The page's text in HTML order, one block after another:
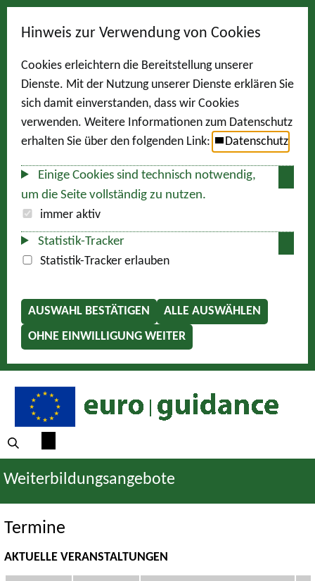
Hinweis zur Verwendung von Cookies
Cookies erleichtern die Bereitstellung unserer
Dienste. Mit der Nutzung unserer Dienste erklären Sie
sich damit einverstanden, dass wir Cookies
verwenden. Weitere Informationen zum Datenschutz
erhalten Sie über den folgenden Link:
Datenschutz
Einige Cookies sind technisch notwendig,
um die Seite vollständig zu nutzen.
immer aktiv
Statistik-Tracker
Statistik-Tracker erlauben
AUSWAHL BESTÄTIGEN
ALLE AUSWÄHLEN
OHNE EINWILLIGUNG WEITER
Weiterbildungsangebote
Termine
AKTUELLE VERANSTALTUNGEN